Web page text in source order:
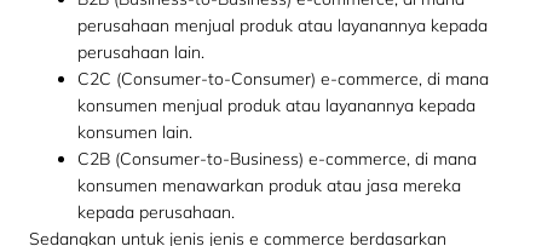
perusahaan menjual produk atau layanannya kepada
perusahaan lain.
C2C (Consumer-to-Consumer) e-commerce, di mana
konsumen menjual produk atau layanannya kepada
konsumen lain.
C2B (Consumer-to-Business) e-commerce, di mana
konsumen menawarkan produk atau jasa mereka
kepada perusahaan.
Sedangkan untuk jenis jenis e commerce berdasarkan